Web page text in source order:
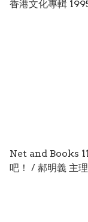
香港文化專輯
Net and Books
吧！ / 郝明義 主理